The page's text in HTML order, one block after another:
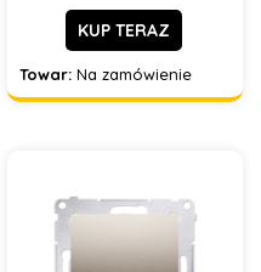
KUP TERAZ
Towar: Na zamówienie